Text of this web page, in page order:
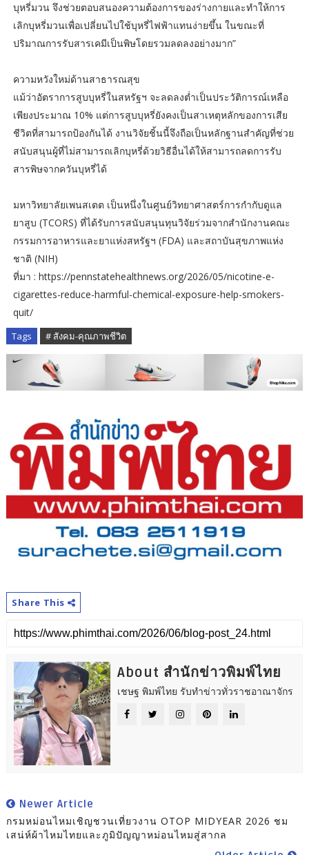
บุหรี่มวน จึงช่วยตอบสนองความต้องการของร่างกายและทำให้การ
เลิกบุหรี่มวนเพื่อเปลี่ยนไปใช้บุหรี่ไฟฟ้าแทนง่ายขึ้น ในขณะที่
ปริมาณการรับสารเคมีเป็นพิษโดยรวมลดลงอย่างมาก”
ความหวังใหม่ด้านสาธารณสุข
แม้ว่าอัตราการสูบบุหรี่ในสหรัฐฯ จะลดลงต่ำเป็นประวัติการณ์เหลือ
เพียงประมาณ 10% แต่การสูบบุหรี่ยังคงเป็นสาเหตุหลักของการเสีย
ชีวิตที่สามารถป้องกันได้ งานวิจัยชิ้นนี้จึงถือเป็นหลักฐานสำคัญที่ช่วย
สนับสนุนผู้ที่ไม่สามารถเลิกบุหรี่ด้วยวิธีอื่นได้ให้สามารถลดการรับ
สารพิษจากควันบุหรี่ได้
มหาวิทยาลัยเพนสเตต เป็นหนึ่งในศูนย์วิทยาศาสตร์การกำกับดูแล
ยาสูบ (TCORS) ที่ได้รับการสนับสนุนทุนวิจัยร่วมจากสำนักงานคณะ
กรรมการอาหารและยาแห่งสหรัฐฯ (FDA) และสถาบันสุขภาพแห่ง
ชาติ (NIH)
ที่มา : https://pennstatehealthnews.org/2026/05/nicotine-e-
cigarettes-reduce-harmful-chemical-exposure-help-smokers-
quit/
Tags # สังคม-คุณภาพชีวิต
Share This
About สำนักข่าวพิมพ์ไทย
เชษฐ พิมพ์ไทย รับทำข่าวทั่วราชอาณาจักร
Newer Article
กรมหม่อนไหมเชิญชวนเที่ยวงาน OTOP MIDYEAR 2026 ชม
เสน่ห์ผ้าไหมไทยและภูมิปัญญาหม่อนไหมสู่สากล